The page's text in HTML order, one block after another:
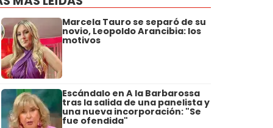
Marcela Tauro se separó de su
novio, Leopoldo Arancibia: los
motivos
Escándalo en A la Barbarossa
tras la salida de una panelista y
una nueva incorporación: "Se
fue ofendida"